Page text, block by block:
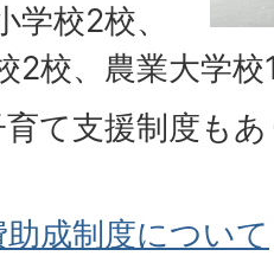
学校2校、
2校、農業大学
て支援制度も
成制度について